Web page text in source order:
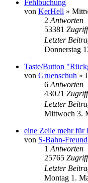
Fehlbuchung
von KerHell »
2 Antworten
53381
Letzter
Donnerstag
Taste/Button
von Gruenschuh »
6 Antworten
43021
Letzter
Mittwoch 3.
eine Zeile mehr für
von S-Bahn-
1 Antworten
25765
Letzter
Montag 1.